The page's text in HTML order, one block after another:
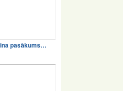
pasākums…